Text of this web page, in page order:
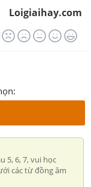
Loigiaihay.com
5, 6, 7, vui học
các từ đồng âm